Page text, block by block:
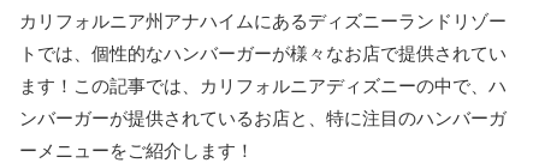
カリフォルニア州アナハイムにあるディズニーランドリゾー
トでは、個性的なハンバーガーが様々なお店で提供されてい
ます！この記事では、カリフォルニアディズニーの中で、ハ
ンバーガーが提供されているお店と、特に注目のハンバーガ
ーメニューをご紹介します！